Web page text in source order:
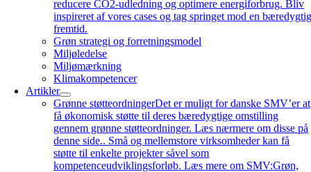
reducere CO2-udledning og optimere energiforbrug. Bliv
inspireret af vores cases og tag springet mod en
fremtid.
Grøn strategi og forretningsmodel
Miljøledelse
Miljømærkning
Klimakompetencer
Artikler
Grønne støtteordningerDet er muligt for danske SMV’er at
få økonomisk støtte til deres bæredygtige omstilling
gennem grønne støtteordninger. Læs nærmere om disse på
denne side.. Små og mellemstore virksomheder kan få
støtte til enkelte projekter såvel som
kompetenceudviklingsforløb. Læs mere om SMV:Grøn,